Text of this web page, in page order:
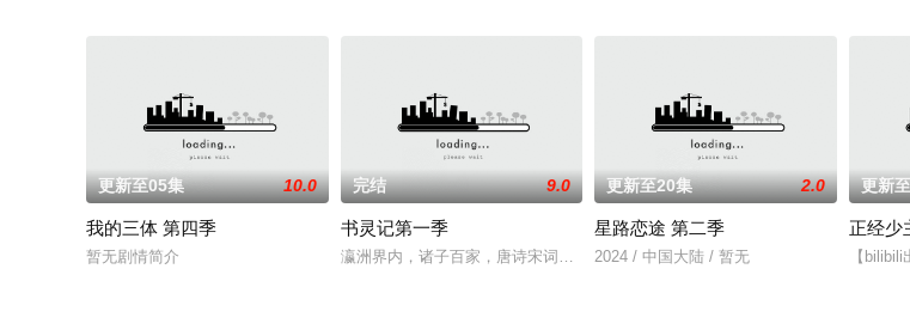
更新至05集 10.0
我的三体 第四季
暂无剧情简介
完结 9.0
书灵记第一季
瀛洲界内，诸子百家，唐诗宋词，皆有书灵。在《唐诗三百首》中醒来的书灵顾
更新至20集 2.0
星路恋途 第二季
2024 / 中国大陆 / 暂无
更新
正经少
【